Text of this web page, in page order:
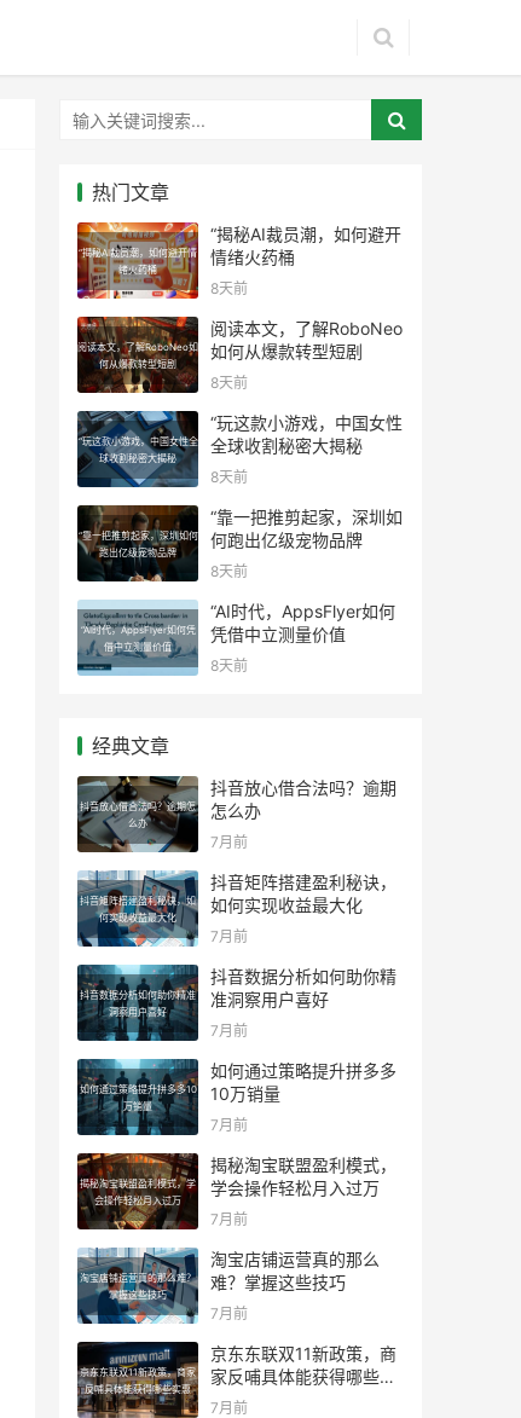
热门文章
“揭秘AI裁员潮，如何避开情
绪火药桶
“揭秘AI裁员潮，如何避开
情绪火药桶
8天前
阅读本文，了解RoboNeo如
何从爆款转型短剧
阅读本文，了解RoboNeo
如何从爆款转型短剧
8天前
“玩这款小游戏，中国女性全
球收割秘密大揭秘
“玩这款小游戏，中国女性
全球收割秘密大揭秘
8天前
“靠一把推剪起家，深圳如何
跑出亿级宠物品牌
“靠一把推剪起家，深圳如
何跑出亿级宠物品牌
8天前
“AI时代，AppsFlyer如何凭
借中立测量价值
“AI时代，AppsFlyer如何
凭借中立测量价值
8天前
经典文章
抖音放心借合法吗？逾期怎
么办
抖音放心借合法吗？逾期
怎么办
7月前
抖音矩阵搭建盈利秘诀，如
何实现收益最大化
抖音矩阵搭建盈利秘诀，
如何实现收益最大化
7月前
抖音数据分析如何助你精准
洞察用户喜好
抖音数据分析如何助你精
准洞察用户喜好
7月前
如何通过策略提升拼多多10
万销量
如何通过策略提升拼多多
10万销量
7月前
揭秘淘宝联盟盈利模式，学
会操作轻松月入过万
揭秘淘宝联盟盈利模式，
学会操作轻松月入过万
7月前
淘宝店铺运营真的那么难？
掌握这些技巧
淘宝店铺运营真的那么
难？掌握这些技巧
7月前
京东东联双11新政策，商家
反哺具体能获得哪些实惠
京东东联双11新政策，商
家反哺具体能获得哪些实
惠
7月前